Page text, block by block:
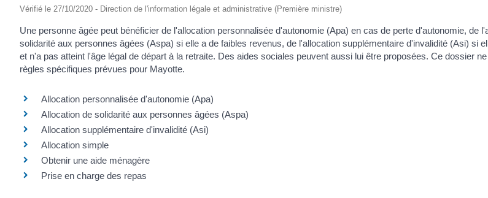
Vérifié le 27/10/2020 - Direction de l'information légale et administrative (Première ministre)
Une personne âgée peut bénéficier de l'allocation personnalisée d'autonomie (Apa) en cas de perte d'autonomie, de
solidarité aux personnes âgées (Aspa) si elle a de faibles revenus, de l'allocation supplémentaire d'invalidité (Asi) si
et n'a pas atteint l'âge légal de départ à la retraite. Des aides sociales peuvent aussi lui être proposées. Ce dossier
règles spécifiques prévues pour Mayotte.
Allocation personnalisée d'autonomie (Apa)
Allocation de solidarité aux personnes âgées (Aspa)
Allocation supplémentaire d'invalidité (Asi)
Allocation simple
Obtenir une aide ménagère
Prise en charge des repas